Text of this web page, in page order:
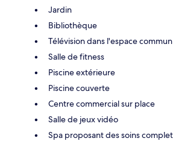
Jardin
Bibliothèque
Télévision dans l'espace commun
Salle de fitness
Piscine extérieure
Piscine couverte
Centre commercial sur place
Salle de jeux vidéo
Spa proposant des soins